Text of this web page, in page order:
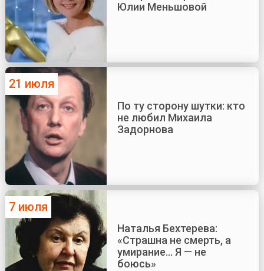
Юлии Меньшовой
21 июля
По ту сторону шутки: кто
не любил Михаила
Задорнова
7 июля
Наталья Бехтерева:
«Страшна не смерть, а
умирание... Я — не
боюсь»